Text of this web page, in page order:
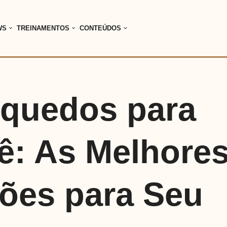
TREINAMENTOS CONTEÚDOS
para
As
para Seu